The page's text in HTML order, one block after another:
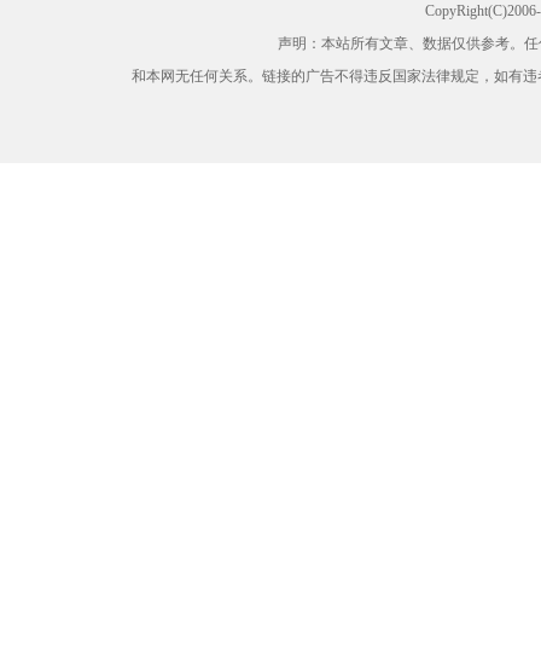
声明：本站所有文章、数据仅供参考。
和本网无任何关系。链接的广告不得违反国家法律规定，如有